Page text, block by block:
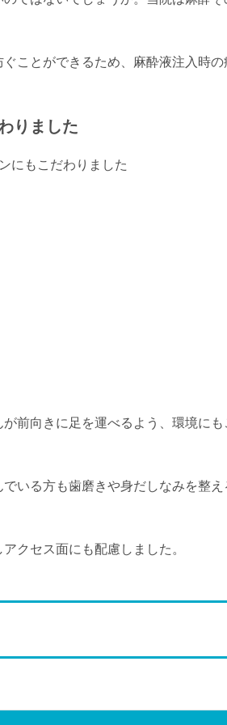
ことができるため、麻酔液注入時の
りました
前向きに足を運べるよう、環境にも
いる方も歯磨きや身だしなみを整え
クセス面にも配慮しました。